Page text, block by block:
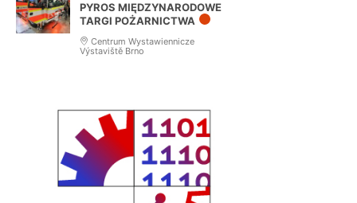
PYROS MIĘDZYNARODOWE
TARGI POŻARNICTWA
Centrum Wystawiennicze
Výstaviště Brno